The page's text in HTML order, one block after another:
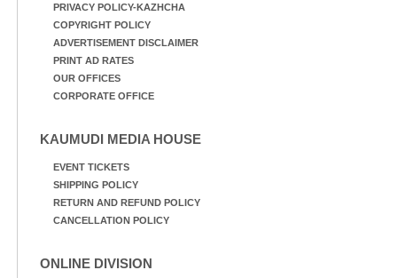
PRIVACY POLICY-KAZHCHA
COPYRIGHT POLICY
ADVERTISEMENT DISCLAIMER
PRINT AD RATES
OUR OFFICES
CORPORATE OFFICE
KAUMUDI MEDIA HOUSE
EVENT TICKETS
SHIPPING POLICY
RETURN AND REFUND POLICY
CANCELLATION POLICY
ONLINE DIVISION